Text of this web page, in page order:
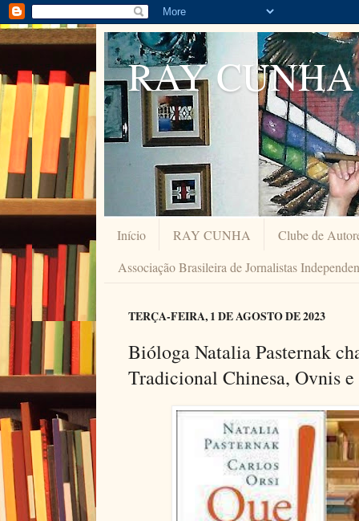
RAY CUNHA
Início RAY CUNHA
Clube de
Associação Brasileira de Jornalistas
TERÇA-FEIRA, 1 DE AGOSTO DE 2023
Bióloga Natalia Pasternak
Tradicional Chinesa, Ovnis e